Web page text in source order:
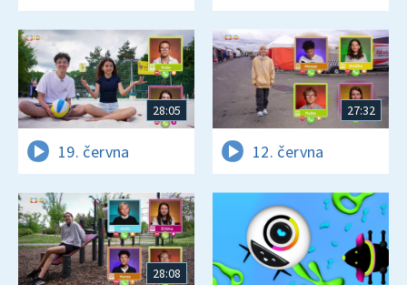
28:05
19. června
27:32
12. června
28:08